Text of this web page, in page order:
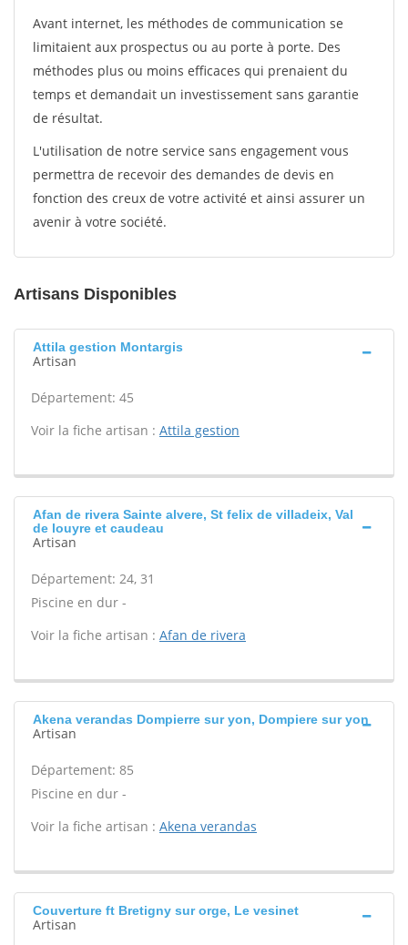
Avant internet, les méthodes de communication se
limitaient aux prospectus ou au porte à porte. Des
méthodes plus ou moins efficaces qui prenaient du
temps et demandait un investissement sans garantie
de résultat.
L'utilisation de notre service sans engagement vous
permettra de recevoir des demandes de devis en
fonction des creux de votre activité et ainsi assurer un
avenir à votre société.
Artisans Disponibles
Attila gestion Montargis
Artisan
Département: 45
Voir la fiche artisan : Attila gestion
Afan de rivera Sainte alvere, St felix de villadeix, Val
de louyre et caudeau
Artisan
Département: 24, 31
Piscine en dur -
Voir la fiche artisan : Afan de rivera
Akena verandas Dompierre sur yon, Dompiere sur yon
Artisan
Département: 85
Piscine en dur -
Voir la fiche artisan : Akena verandas
Couverture ft Bretigny sur orge, Le vesinet
Artisan